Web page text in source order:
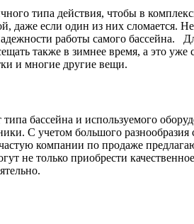
типа действия, чтобы в
даже если один из них
работы самого бассейна.
также в зимнее время, а это
и многие другие вещи.
бассейна и используемого
С учетом большого
компании по продаже
не только приобрести